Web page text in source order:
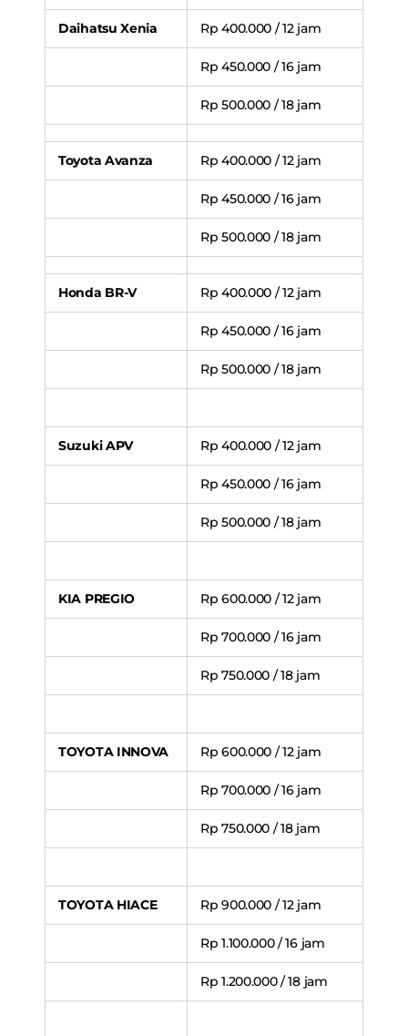
Daihatsu Xenia Rp 400.000 / 12 jam
Rp 450.000 / 16 jam
Rp 500.000 / 18 jam
Toyota Avanza Rp 400.000 / 12 jam
Rp 450.000 / 16 jam
Rp 500.000 / 18 jam
Honda BR-V Rp 400.000 / 12 jam
Rp 450.000 / 16 jam
Rp 500.000 / 18 jam
Suzuki APV Rp 400.000 / 12 jam
Rp 450.000 / 16 jam
Rp 500.000 / 18 jam
KIA PREGIO Rp 600.000 / 12 jam
Rp 700.000 / 16 jam
Rp 750.000 / 18 jam
TOYOTA INNOVA Rp 600.000 / 12 jam
Rp 700.000 / 16 jam
Rp 750.000 / 18 jam
TOYOTA HIACE Rp 900.000 / 12 jam
Rp 1.100.000 / 16 jam
Rp 1.200.000 / 18 jam